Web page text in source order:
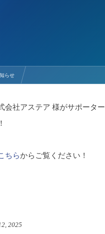
らせ
会社アステア 様がサポータ
ちらからご覧ください！
, 2025